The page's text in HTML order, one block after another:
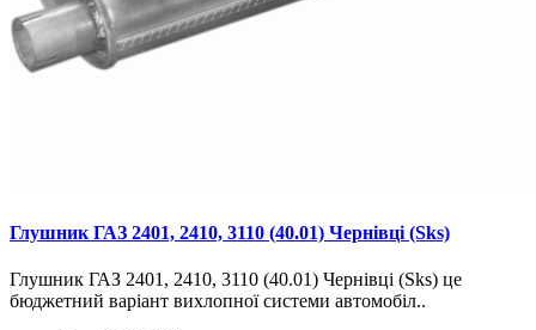
Глушник ГАЗ 2401, 2410, 3110 (40.01) Чернівці (Sks)
Глушник ГАЗ 2401, 2410, 3110 (40.01) Чернівці (Sks) це
бюджетний варіант вихлопної системи автомобіл..